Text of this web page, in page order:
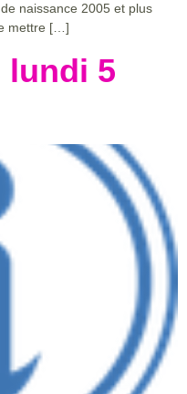
naissance 2005 et plus
mettre […]
lundi 5